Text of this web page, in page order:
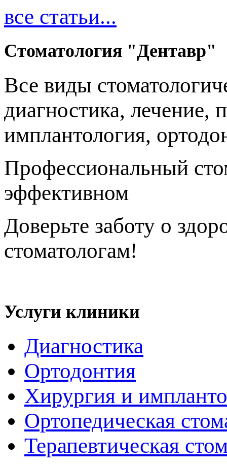
все статьи...
Стоматология "Дентавр"
Все виды
диагностика, лечение,
имплантология,
Профессиональный
эффективном
Доверьте заботу о
стоматологам!
Услуги клиники
Диагностика
Ортодонтия
Хирургия и
Ортопедическая
Терапевтическая